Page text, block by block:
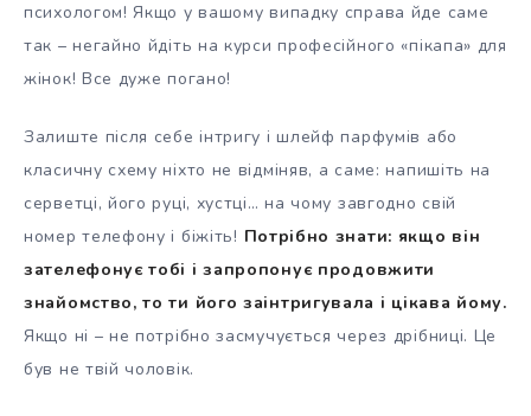
психологом! Якщо у вашому випадку справа йде саме
так – негайно йдіть на курси професійного «пікапа» для
жінок! Все дуже погано!
Залиште після себе інтригу і шлейф парфумів або
класичну схему ніхто не відміняв, а саме: напишіть на
серветці, його руці, хустці… на чому завгодно свій
номер телефону і біжіть! Потрібно знати: якщо він
зателефонує тобі і запропонує продовжити
знайомство, то ти його заінтригувала і цікава йому.
Якщо ні – не потрібно засмучується через дрібниці. Це
був не твій чоловік.